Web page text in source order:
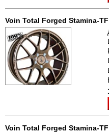
Voin Total Forged Stamina-
Voin Total Forged Stamina-